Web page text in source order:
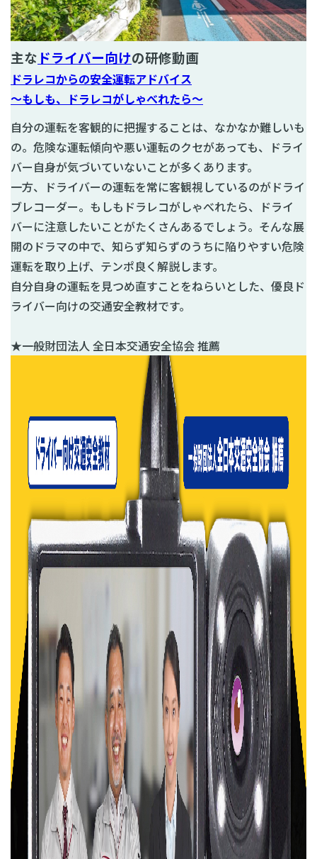
主な ドライバー向けの研修動画
ドラレコからの安全運転アドバイス
～もしも、ドラレコがしゃべれたら～
自分の運転を客観的に把握することは、なかなか難しいも
の。危険な運転傾向や悪い運転のクセがあっても、ドライ
バー自身が気づいていないことが多くあります。
一方、ドライバーの運転を常に客観視しているのがドライ
ブレコーダー。もしもドラレコがしゃべれたら、ドライ
バーに注意したいことがたくさんあるでしょう。そんな展
開のドラマの中で、知らず知らずのうちに陥りやすい危険
運転を取り上げ、テンポ良く解説します。
自分自身の運転を見つめ直すことをねらいとした、優良ド
ライバー向けの交通安全教材です。
★一般財団法人 全日本交通安全協会 推薦